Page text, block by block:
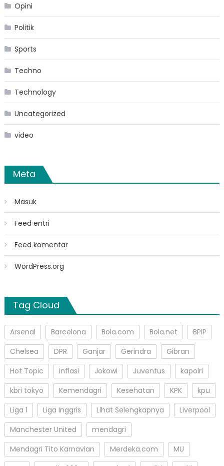
Opini
Politik
Sports
Techno
Technology
Uncategorized
video
Meta
Masuk
Feed entri
Feed komentar
WordPress.org
Tag Cloud
Arsenal Barcelona Bola.com Bola.net
BPIP
Chelsea
DPR Ganjar Gerindra
Gibran
Hot Topic
inflasi Jokowi Juventus
kapolri
kbri tokyo
Kemendagri Kesehatan KPK
kpu
Liga 1
Liga Inggris Lihat Selengkapnya
Liverpool
Manchester United
mendagri
Mendagri Tito Karnavian
Merdeka.com
MU